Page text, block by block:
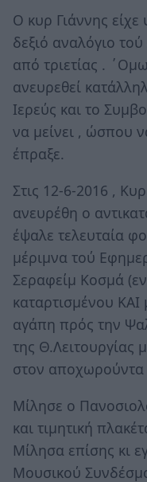
Ο κυρ Γιάννης
δεξιό αναλόγιο
από τριετίας .
ανευρεθεί
Ιερεύς και το
να μείνει , ώσπου
έπραξε.
Στις 12-6-2016 ,
ανευρέθη ο
έψαλε τελευταία
μέριμνα τού
Σεραφείμ Κοσμά
καταρτισμένου ΚΑΙ
αγάπη πρός την
της Θ.Λειτουργίας
στον
Μίλησε ο
και τιμητική
Μίλησα επίσης κι
Μουσικού